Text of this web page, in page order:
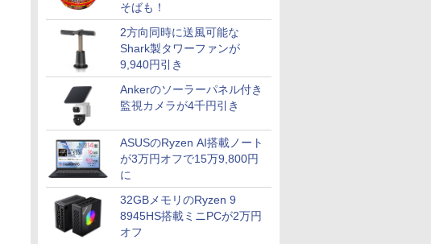
そばも！
2方向同時に送風可能な
Shark製タワーファンが
9,940円引き
Ankerのソーラーパネル付き
監視カメラが4千円引き
ASUSのRyzen AI搭載ノート
が3万円オフで15万9,800円
に
32GBメモリのRyzen 9
8945HS搭載ミニPCが2万円
オフ